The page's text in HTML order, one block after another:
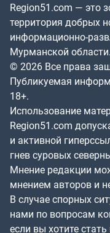
Region51.com — это
территория добрых
информационно-
Мурманской области.
© 2026 Все права
Публикуемая
18+.
Использование
Region51.com
и активной
гнев суровых
Мнение редакции
мнением авторов и
В случае спорных
нами по вопросам
если вы хотите